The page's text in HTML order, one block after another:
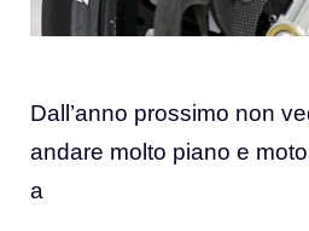
Dall’anno prossimo non
andare molto piano e
a